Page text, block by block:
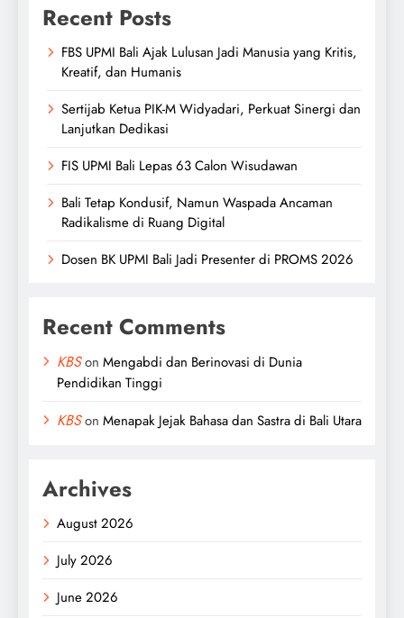
Recent Posts
FBS UPMI Bali Ajak Lulusan Jadi Manusia yang Kritis,
Kreatif, dan Humanis
Sertijab Ketua PIK-M Widyadari, Perkuat Sinergi dan
Lanjutkan Dedikasi
FIS UPMI Bali Lepas 63 Calon Wisudawan
Bali Tetap Kondusif, Namun Waspada Ancaman
Radikalisme di Ruang Digital
Dosen BK UPMI Bali Jadi Presenter di PROMS 2026
Recent Comments
KBSon Mengabdi dan Berinovasi di Dunia
Pendidikan Tinggi
KBSon Menapak Jejak Bahasa dan Sastra di Bali Utara
Archives
August 2026
July 2026
June 2026